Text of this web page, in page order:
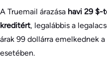
A Truemail árazása havi 29 $-
kreditért, legalábbis a
árak 99 dollárra emelkednek
esetében.